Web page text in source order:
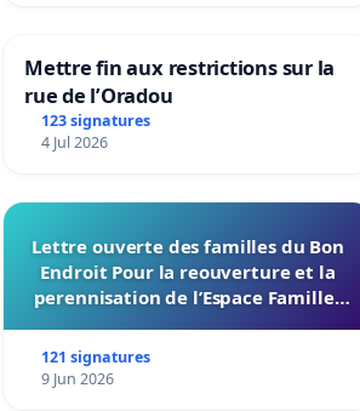
Mettre fin aux restrictions sur la
rue de l’Oradou
123 signatures
4 Jul 2026
Lettre ouverte des familles du Bon
Endroit Pour la reouverture et la
perennisation de l’Espace Familles
121 signatures
9 Jun 2026